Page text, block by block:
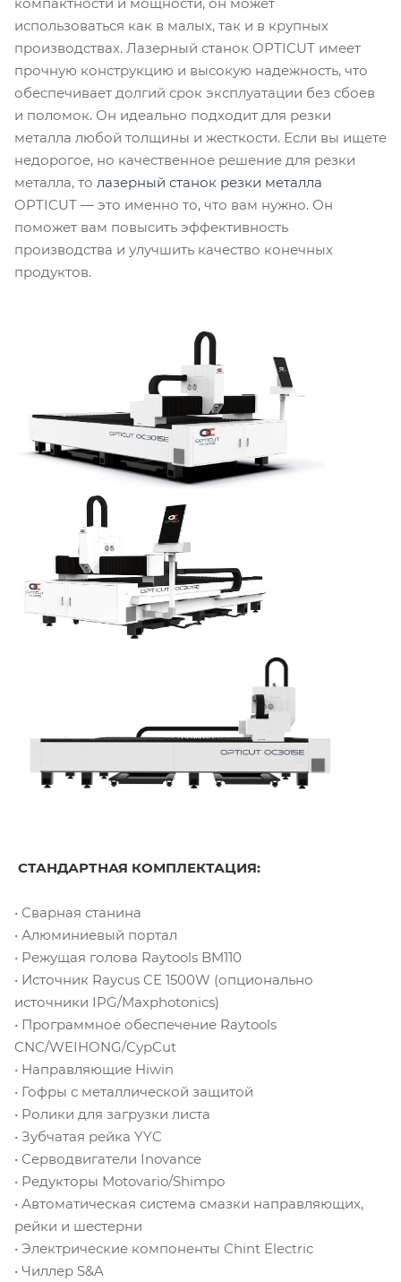
использоваться как в малых, так и в крупных
производствах. Лазерный станок OPTICUT имеет
прочную конструкцию и высокую надежность, что
обеспечивает долгий срок эксплуатации без сбоев
и поломок. Он идеально подходит для резки
металла любой толщины и жесткости. Если вы ищете
недорогое, но качественное решение для резки
металла, то лазерный станок резки металла
OPTICUT — это именно то, что вам нужно. Он
поможет вам повысить эффективность
производства и улучшить качество конечных
продуктов.
СТАНДАРТНАЯ КОМПЛЕКТАЦИЯ:
• Сварная станина
• Алюминиевый портал
• Режущая голова Raytools BM110
• Источник Raycus CE 1500W (опционально
источники IPG/Maxphotonics)
• Программное обеспечение Raytools
CNC/WEIHONG/CypCut
• Направляющие Hiwin
• Гофры с металлической защитой
• Ролики для загрузки листа
• Зубчатая рейка YYC
• Серводвигатели Inovance
• Редукторы Motovario/Shimpo
• Автоматическая система смазки направляющих,
рейки и шестерни
• Электрические компоненты Chint Electric
• Чиллер S&A